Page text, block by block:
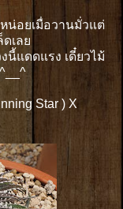
น่อยเมื่อวานมั่วแต่
เลย
นี้แดดแรง เดี๋ยวไม้
Star ) X